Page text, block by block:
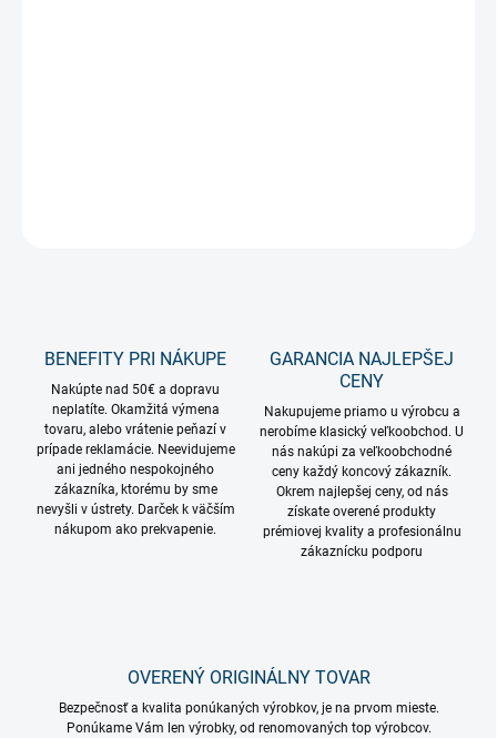
BENEFITY PRI NÁKUPE
Nakúpte nad 50€ a dopravu
neplatíte. Okamžitá výmena
tovaru, alebo vrátenie peňazí v
prípade reklamácie. Neevidujeme
ani jedného nespokojného
zákazníka, ktorému by sme
nevyšli v ústrety. Darček k väčším
nákupom ako prekvapenie.
GARANCIA NAJLEPŠEJ
CENY
Nakupujeme priamo u výrobcu a
nerobíme klasický veľkoobchod. U
nás nakúpi za veľkoobchodné
ceny každý koncový zákazník.
Okrem najlepšej ceny, od nás
získate overené produkty
prémiovej kvality a profesionálnu
zákaznícku podporu
OVERENÝ ORIGINÁLNY TOVAR
Bezpečnosť a kvalita ponúkaných výrobkov, je na prvom mieste.
Ponúkame Vám len výrobky, od renomovaných top výrobcov.